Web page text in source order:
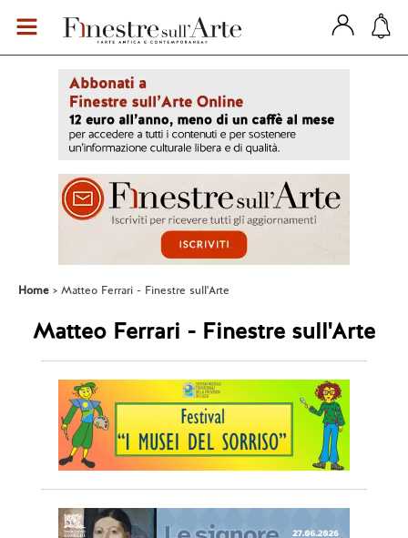
Home Matteo Ferrari - Finestre sull'Arte
Matteo Ferrari - Finestre sull'Arte